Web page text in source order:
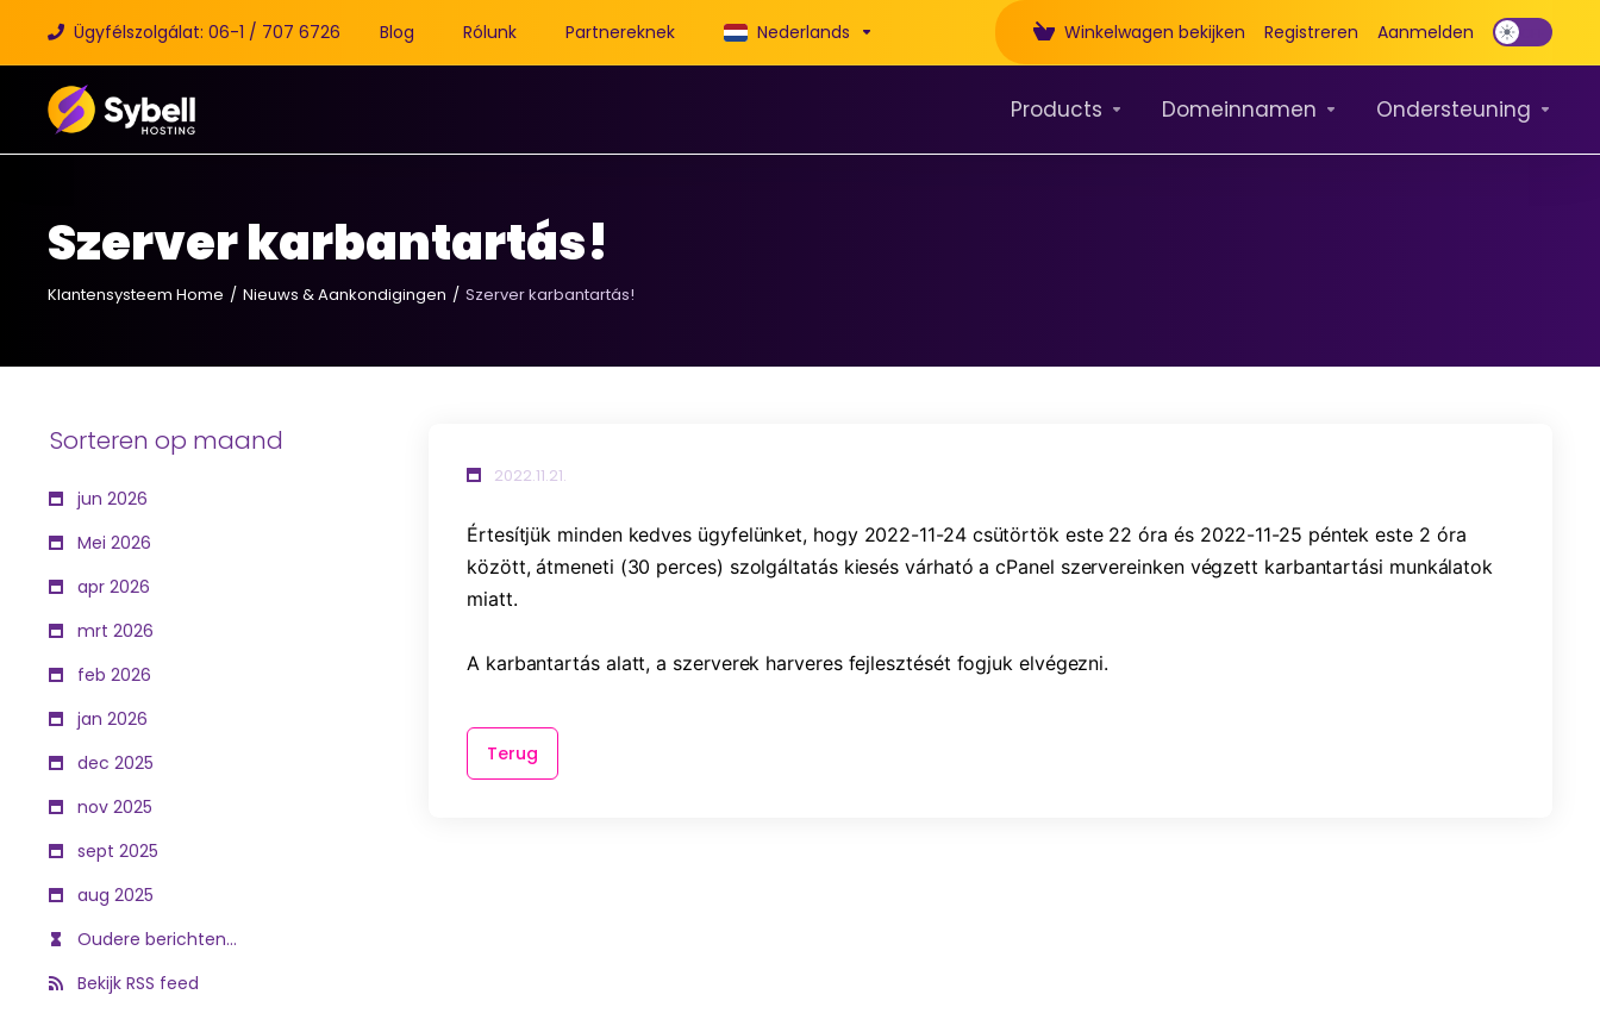
Ügyfélszolgálat: 06-1 / 707 6726 Blog Rólunk Partnereknek Nederlands Winkelwagen bekijken Registreren Aanmelden
Products Domeinnamen Ondersteuning
Szerver karbantartás!
Klantensysteem Home Nieuws & Aankondigingen Szerver karbantartás!
Sorteren op maand
jun 2026
Mei 2026
apr 2026
mrt 2026
feb 2026
jan 2026
dec 2025
nov 2025
sept 2025
aug 2025
Oudere berichten...
Bekijk RSS feed
2022.11.21.
Értesítjük minden kedves ügyfelünket, hogy 2022-11-24 csütörtök este 22 óra és 2022-11-25 péntek este 2 óra
között, átmeneti (30 perces) szolgáltatás kiesés várható a cPanel szervereinken végzett karbantartási munkálatok
miatt.
A karbantartás alatt, a szerverek harveres fejlesztését fogjuk elvégezni.
Terug